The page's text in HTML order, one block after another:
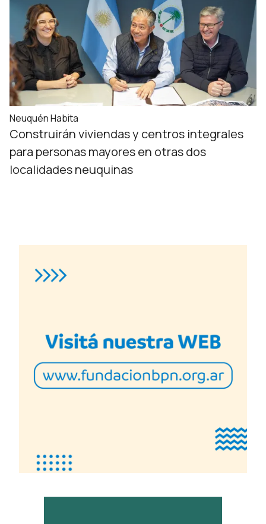
Neuquén Habita
Construirán viviendas y centros integrales
para personas mayores en otras dos
localidades neuquinas